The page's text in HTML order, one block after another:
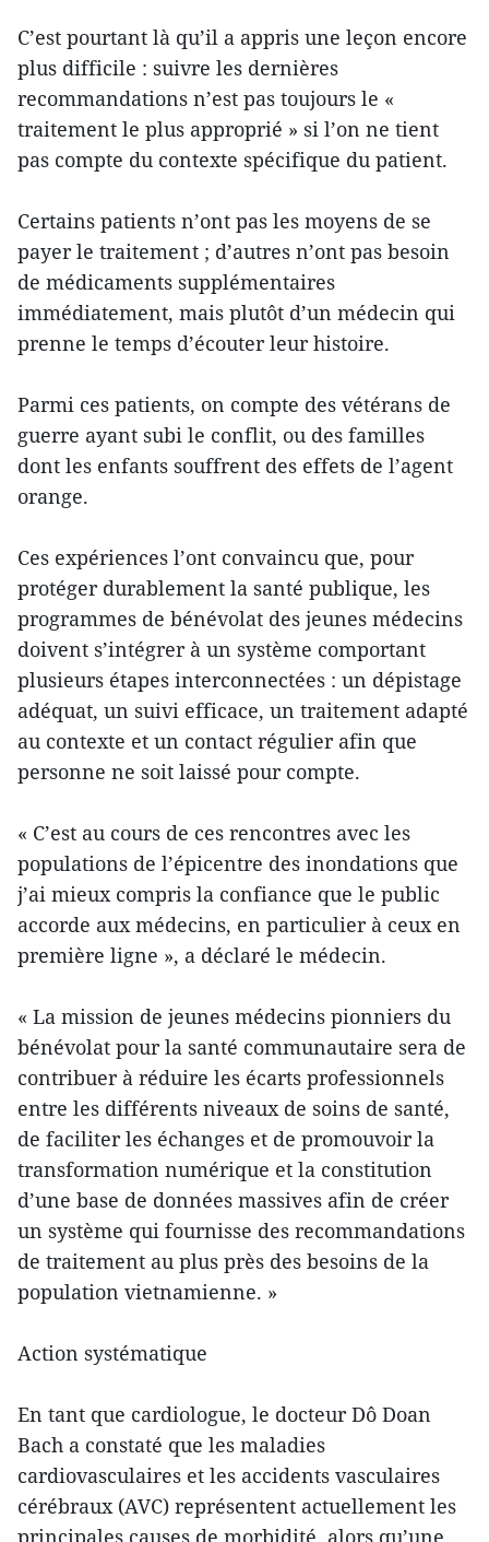
C’est pourtant là qu’il a appris une leçon encore
plus difficile : suivre les dernières
recommandations n’est pas toujours le «
traitement le plus approprié » si l’on ne tient
pas compte du contexte spécifique du patient.
Certains patients n’ont pas les moyens de se
payer le traitement ; d’autres n’ont pas besoin
de médicaments supplémentaires
immédiatement, mais plutôt d’un médecin qui
prenne le temps d’écouter leur histoire.
Parmi ces patients, on compte des vétérans de
guerre ayant subi le conflit, ou des familles
dont les enfants souffrent des effets de l’agent
orange.
Ces expériences l’ont convaincu que, pour
protéger durablement la santé publique, les
programmes de bénévolat des jeunes médecins
doivent s’intégrer à un système comportant
plusieurs étapes interconnectées : un dépistage
adéquat, un suivi efficace, un traitement adapté
au contexte et un contact régulier afin que
personne ne soit laissé pour compte.
« C’est au cours de ces rencontres avec les
populations de l’épicentre des inondations que
j’ai mieux compris la confiance que le public
accorde aux médecins, en particulier à ceux en
première ligne », a déclaré le médecin.
« La mission de jeunes médecins pionniers du
bénévolat pour la santé communautaire sera de
contribuer à réduire les écarts professionnels
entre les différents niveaux de soins de santé,
de faciliter les échanges et de promouvoir la
transformation numérique et la constitution
d’une base de données massives afin de créer
un système qui fournisse des recommandations
de traitement au plus près des besoins de la
population vietnamienne. »
Action systématique
En tant que cardiologue, le docteur Dô Doan
Bach a constaté que les maladies
cardiovasculaires et les accidents vasculaires
cérébraux (AVC) représentent actuellement les
principales causes de morbidité, alors qu’une